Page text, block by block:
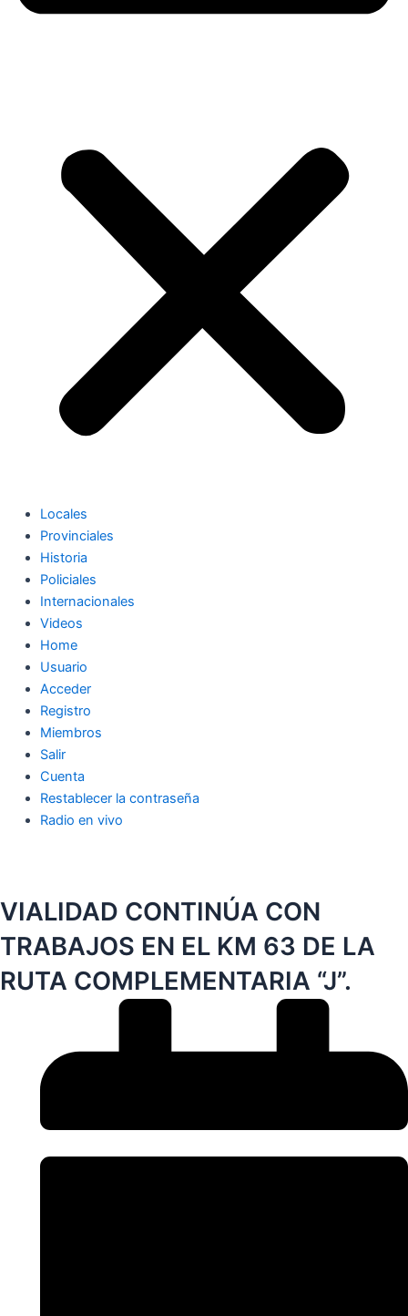
Locales
Provinciales
Historia
Policiales
Internacionales
Videos
Home
Usuario
Acceder
Registro
Miembros
Salir
Cuenta
Restablecer la contraseña
Radio en vivo
VIALIDAD CONTINÚA CON
TRABAJOS EN EL KM 63 DE LA
RUTA COMPLEMENTARIA “J”.